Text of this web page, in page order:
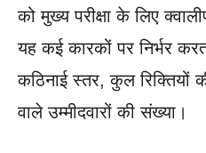
को मुख्य परीक्षा के लिए
यह कई कारकों पर निर्भर
कठिनाई स्तर, कुल रिक्तियों
वाले उम्मीदवारों की संख्या।